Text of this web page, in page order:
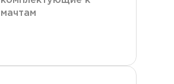
мачтам